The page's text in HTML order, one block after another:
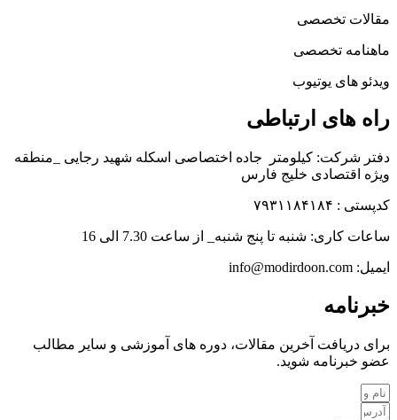
مقالات تخصصی
ماهنامه تخصصی
ویدئو های یوتیوب
راه های ارتباطی
دفتر شرکت: کیلومتر جاده اختصاصی اسکله شهید رجایی _منطقه
ویژه اقتصادی خلیج فارس
کدپستی : ۷۹۳۱۱۸۴۱۸۴
ساعات کاری: شنبه تا پنج شنبه_ از ساعت 7.30 الی 16
ایمیل: info@modirdoon.com
خبرنامه
برای دریافت آخرین مقالات، دوره های آموزشی و سایر مطالب
عضو خبرنامه شوید.